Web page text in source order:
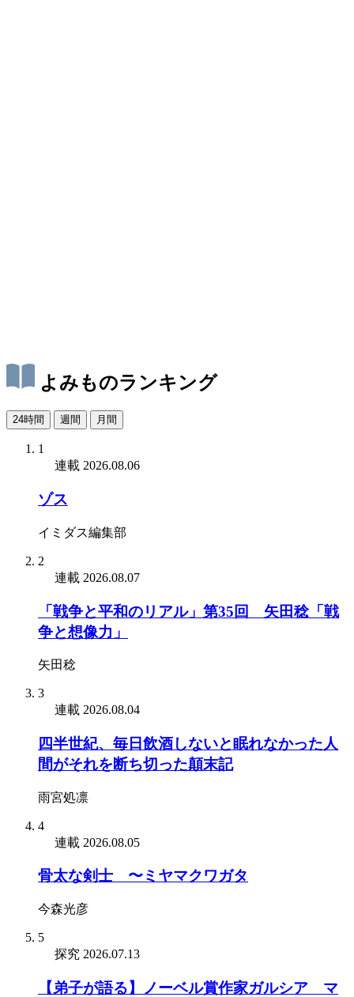
よみものランキング
24時間 週間 月間
1
連載 2026.08.06
ゾス
イミダス編集部
2
連載 2026.08.07
「戦争と平和のリアル」第35回 矢田稔「戦
争と想像力」
矢田稔
3
連載 2026.08.04
四半世紀、毎日飲酒しないと眠れなかった人
間がそれを断ち切った顛末記
雨宮処凛
4
連載 2026.08.05
骨太な剣士 〜ミヤマクワガタ
今森光彦
5
探究 2026.07.13
【弟子が語る】ノーベル賞作家ガルシア゠マ